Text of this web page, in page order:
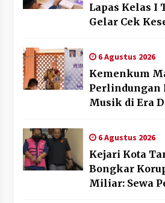
Lapas Kelas I
Gelar Cek
6 Agustus 2026
Kemenkum
Perlindungan
Musik di Era
Gratis dan
6 Agustus 2026
Kejari Kota
Bongkar
Miliar: Sewa